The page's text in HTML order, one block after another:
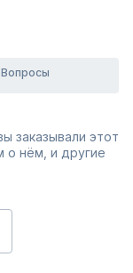
Вопросы
заказывали этот
о нём, и другие